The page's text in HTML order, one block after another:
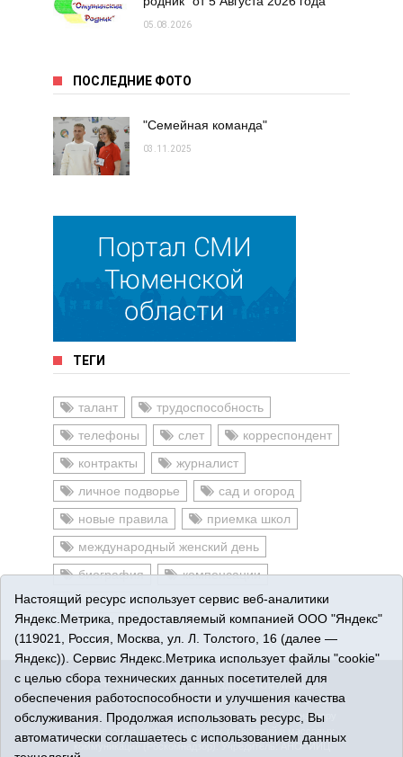
05.08.2026
ПОСЛЕДНИЕ ФОТО
"Семейная команда"
03.11.2025
ТЕГИ
талант
трудоспособность
телефоны
слет
корреспондент
контракты
журналист
личное подворье
сад и огород
новые правила
приемка школ
международный женский день
биография
компенсации
действия
16+© 2015-2026 Сетевое издание «Омутинское».
Регистрационный номер СМИ Эл № ФС77-65144 от 28
марта 2016 г., выданное Федеральной службой по надзору
коммуникаций (Роскомнадзор). Учредитель: АНО "ИИЦ
Настоящий ресурс использует сервис веб-аналитики
Яндекс.Метрика, предоставляемый компанией ООО "Яндекс"
(119021, Россия, Москва, ул. Л. Толстого, 16 (далее —
Яндекс)). Сервис Яндекс.Метрика использует файлы "cookie"
с целью сбора технических данных посетителей для
обеспечения работоспособности и улучшения качества
обслуживания. Продолжая использовать ресурс, Вы
автоматически соглашаетесь с использованием данных